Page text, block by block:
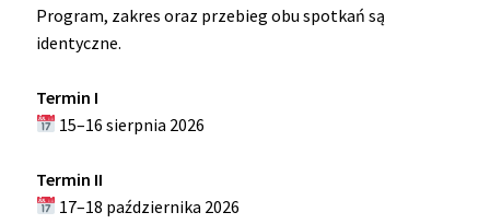
Program, zakres oraz przebieg obu spotkań są
identyczne.
Termin I
15–16 sierpnia 2026
Termin II
17–18 października 2026